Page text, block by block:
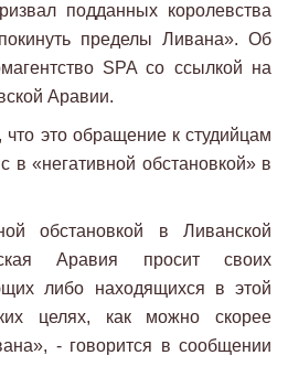
подданных королевства
пределы Ливана». Об
SPA со ссылкой на
Аравии.
это обращение к студийцам
в «негативной обстановкой» в
обстановкой в Ливанской
Аравия просит своих
либо находящихся в этой
целях, как можно скорее
- говорится в сообщении